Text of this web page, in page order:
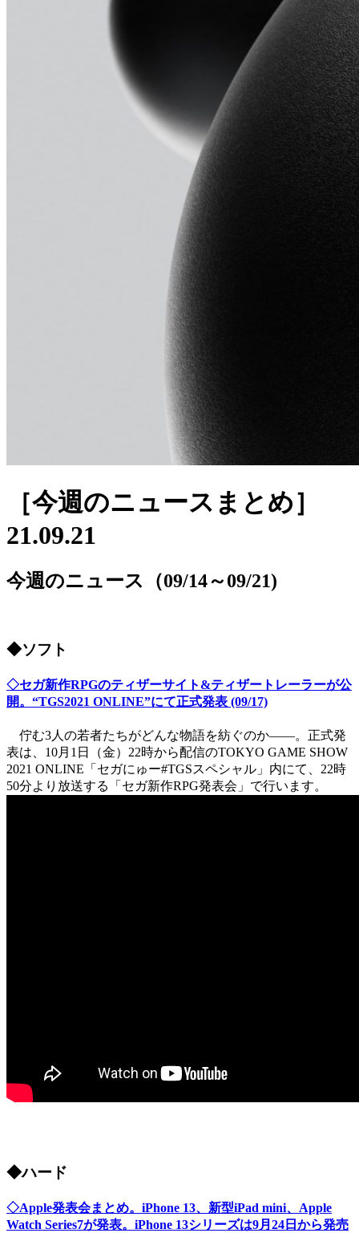
［今週のニュースまとめ］
21.09.21
今週のニュース（09/14～09/21)
◆ソフト
◇セガ新作RPGのティザーサイト&ティザートレーラーが公
開。“TGS2021 ONLINE”にて正式発表 (09/17)
佇む3人の若者たちがどんな物語を紡ぐのか――。正式発
表は、10月1日（金）22時から配信のTOKYO GAME SHOW
2021 ONLINE「セガにゅー#TGSスペシャル」内にて、22時
50分より放送する「セガ新作RPG発表会」で行います。
◆ハード
◇Apple発表会まとめ。iPhone 13、新型iPad mini、Apple
Watch Series7が発表。iPhone 13シリーズは9月24日から発売